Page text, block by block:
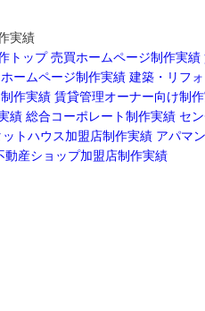
実績
トップ 売買ホームページ制作実績
ームページ制作実績 建築・リフ
作実績 賃貸管理オーナー向け制
績 総合コーポレート制作実績 セ
ットハウス加盟店制作実績 アパマ
動産ショップ加盟店制作実績